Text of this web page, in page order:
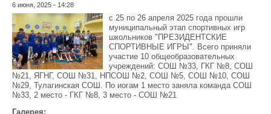
6 июня, 2025 - 14:28
с 25 по 26 апреля 2025 года прошли
муниципальный этап спортивных игр
школьников "ПРЕЗИДЕНТСКИЕ
СПОРТИВНЫЕ ИГРЫ". Всего приняли
участие 10 общеобразовательных
учреждений: СОШ №33, ГКГ №8, СОШ
№21, ЯГНГ, СОШ №31, НПСОШ №2, СОШ №5, СОШ №10, СОШ
№29, Тулагинская СОШ. По иогам 1 место заняла команда СОШ
№33, 2 место - ГКГ №8, 3 место - СОШ №21
Галерея: